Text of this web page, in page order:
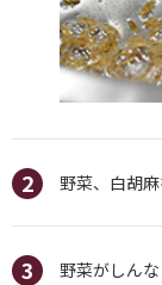
野菜、白胡
野菜がしん